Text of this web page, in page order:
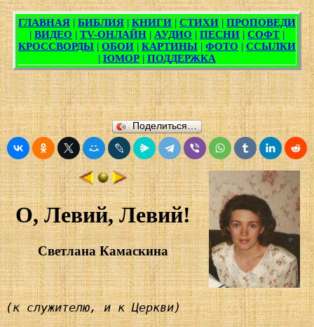
Поделиться…
О, Левий, Левий!
Светлана Камаскина
(к служителю, и к Церкви)